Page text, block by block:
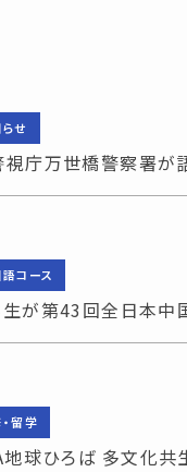
せ
庁万世橋警察署が
コース
が第43回全日本中
留学
地球ひろば 多文化共